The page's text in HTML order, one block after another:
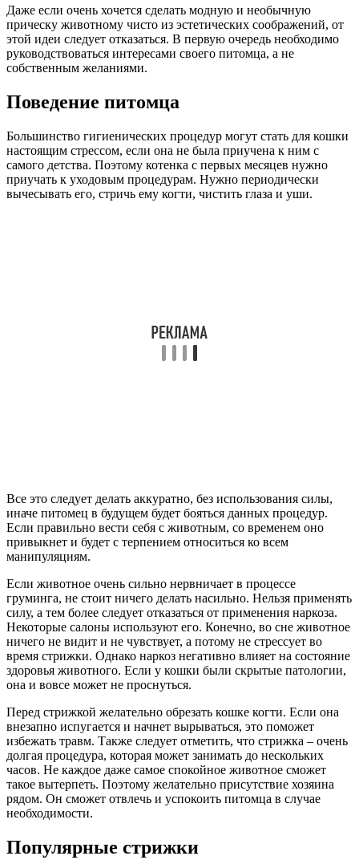
Даже если очень хочется сделать модную и необычную
прическу животному чисто из эстетических соображений, от
этой идеи следует отказаться. В первую очередь необходимо
руководствоваться интересами своего питомца, а не
собственным желаниями.
Поведение питомца
Большинство гигиенических процедур могут стать для кошки
настоящим стрессом, если она не была приучена к ним с
самого детства. Поэтому котенка с первых месяцев нужно
приучать к уходовым процедурам. Нужно периодически
вычесывать его, стричь ему когти, чистить глаза и уши.
Все это следует делать аккуратно, без использования силы,
иначе питомец в будущем будет бояться данных процедур.
Если правильно вести себя с животным, со временем оно
привыкнет и будет с терпением относиться ко всем
манипуляциям.
Если животное очень сильно нервничает в процессе
груминга, не стоит ничего делать насильно. Нельзя применять
силу, а тем более следует отказаться от применения наркоза.
Некоторые салоны используют его. Конечно, во сне животное
ничего не видит и не чувствует, а потому не стрессует во
время стрижки. Однако наркоз негативно влияет на состояние
здоровья животного. Если у кошки были скрытые патологии,
она и вовсе может не проснуться.
Перед стрижкой желательно обрезать кошке когти. Если она
внезапно испугается и начнет вырываться, это поможет
избежать травм. Также следует отметить, что стрижка – очень
долгая процедура, которая может занимать до нескольких
часов. Не каждое даже самое спокойное животное сможет
такое вытерпеть. Поэтому желательно присутствие хозяина
рядом. Он сможет отвлечь и успокоить питомца в случае
необходимости.
Популярные стрижки